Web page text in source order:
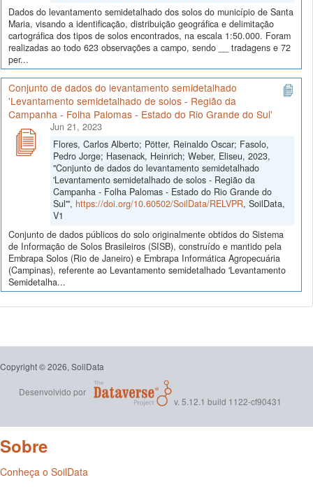
Dados do levantamento semidetalhado dos solos do município de Santa
Maria, visando a identificação, distribuição geográfica e delimitação
cartográfica dos tipos de solos encontrados, na escala 1:50.000. Foram
realizadas ao todo 623 observações a campo, sendo __ tradagens e 72
per...
Conjunto de dados do levantamento semidetalhado
'Levantamento semidetalhado de solos - Região da
Campanha - Folha Palomas - Estado do Rio Grande do Sul'
Jun 21, 2023
Flores, Carlos Alberto; Pötter, Reinaldo Oscar; Fasolo,
Pedro Jorge; Hasenack, Heinrich; Weber, Eliseu, 2023,
"Conjunto de dados do levantamento semidetalhado
'Levantamento semidetalhado de solos - Região da
Campanha - Folha Palomas - Estado do Rio Grande do
Sul'", https://doi.org/10.60502/SoilData/RELVPR, SoilData,
V1
Conjunto de dados públicos do solo originalmente obtidos do Sistema
de Informação de Solos Brasileiros (SISB), construído e mantido pela
Embrapa Solos (Rio de Janeiro) e Embrapa Informática Agropecuária
(Campinas), referente ao Levantamento semidetalhado 'Levantamento
Semidetalha...
Copyright © 2026, SoilData
Desenvolvido por
v. 5.12.1 build 1122-cf90431
Sobre
Conheça o SoilData